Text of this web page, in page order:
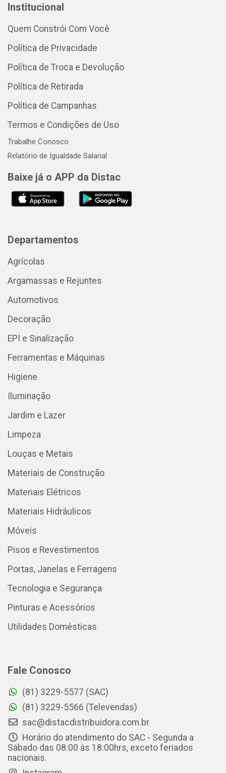
Institucional
Quem Constrói Com Você
Política de Privacidade
Política de Troca e Devolução
Política de Retirada
Política de Campanhas
Termos e Condições de Uso
Trabalhe Conosco
Relatório de Igualdade Salarial
Baixe já o APP da Distac
Departamentos
Agrícolas
Argamassas e Rejuntes
Automotivos
Decoração
EPI e Sinalização
Ferramentas e Máquinas
Higiene
Iluminação
Jardim e Lazer
Limpeza
Louças e Metais
Materiais de Construção
Materiais Elétricos
Materiais Hidráulicos
Móveis
Pisos e Revestimentos
Portas, Janelas e Ferragens
Tecnologia e Segurança
Pinturas e Acessórios
Utilidades Domésticas
Fale Conosco
(81) 3229-5577 (SAC)
(81) 3229-5566 (Televendas)
sac@distacdistribuidora.com.br
Horário do atendimento do SAC - Segunda a
Sábado das 08:00 às 18:00hrs, exceto feriados
nacionais.